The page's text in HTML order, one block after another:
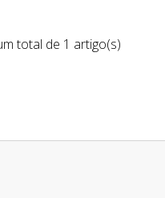
total de 1 artigo(s)